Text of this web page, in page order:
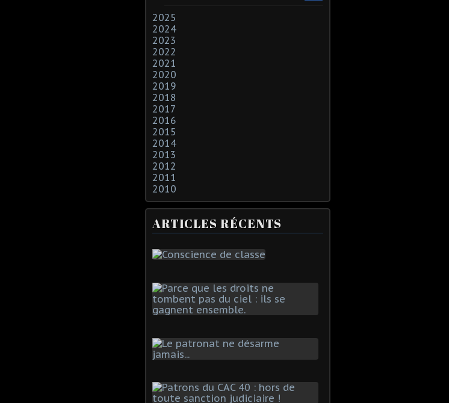
2025
2024
2023
2022
2021
2020
2019
2018
2017
2016
2015
2014
2013
2012
2011
2010
ARTICLES RÉCENTS